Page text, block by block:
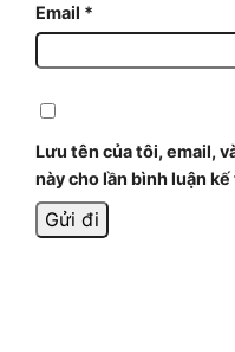
Email *
Lưu tên của tôi, email,
này cho lần bình luận